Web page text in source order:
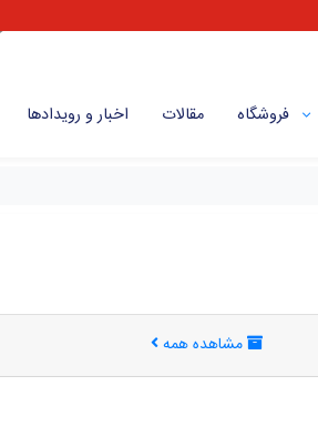
فروشگاه مقالات اخبار و رویداد‌ها
مشاهده همه